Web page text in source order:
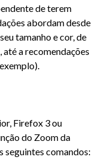
de terem
abordam desde
tamanho e cor, de
a recomendações
Firefox 3 ou
do Zoom da
seguintes comandos: